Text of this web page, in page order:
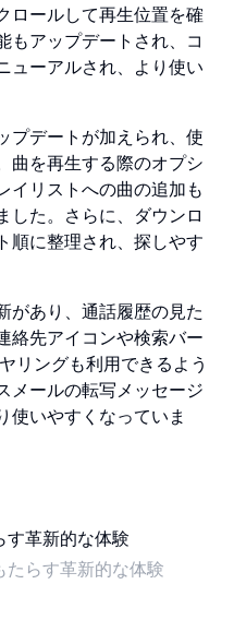
ロールして再生位置を確
もアップデートされ、コ
ューアルされ、より使い
プデートが加えられ、使
曲を再生する際のオプシ
イリストへの曲の追加も
した。さらに、ダウンロ
順に整理され、探しやす
があり、通話履歴の見た
絡先アイコンや検索バー
リングも利用できるよう
メールの転写メッセージ
使いやすくなっていま
らす革新的な体験